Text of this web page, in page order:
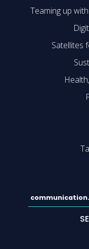
Teaming up
Satellites